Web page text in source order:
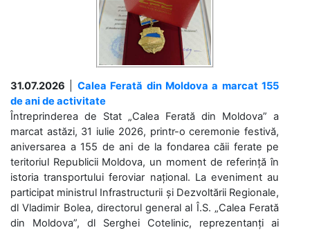
31.07.2026
Calea Ferată din Moldova a marcat 155
de ani de activitate
Întreprinderea de Stat „Calea Ferată din Moldova” a
marcat astăzi, 31 iulie 2026, printr-o ceremonie festivă,
aniversarea a 155 de ani de la fondarea căii ferate pe
teritoriul Republicii Moldova, un moment de referință în
istoria transportului feroviar național. La eveniment au
participat ministrul Infrastructurii și Dezvoltării Regionale,
dl Vladimir Bolea, directorul general al Î.S. „Calea Ferată
din Moldova”, dl Serghei Cotelinic, reprezentanți ai